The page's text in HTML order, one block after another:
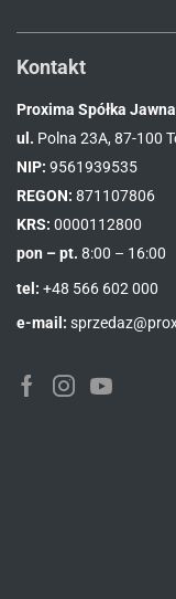
Kontakt
Proxima Spółka
ul. Polna 23A, 87-100
NIP: 9561939535
REGON: 871107806
KRS: 0000112800
pon – pt. 8:00 – 16:00
tel: +48 566 602 000
e-mail:
FacebookInstagramYoutube